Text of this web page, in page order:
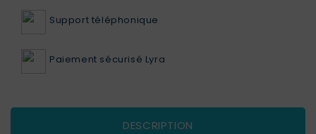
Support téléphonique
Paiement sécurisé Lyra
DESCRIPTION